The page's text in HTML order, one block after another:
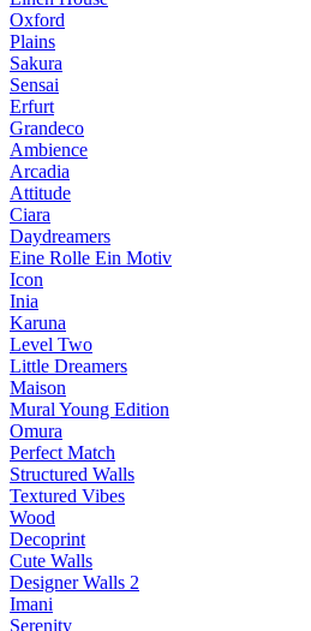
Oxford
Plains
Sakura
Sensai
Erfurt
Grandeco
Ambience
Arcadia
Attitude
Ciara
Daydreamers
Eine Rolle Ein Motiv
Icon
Inia
Karuna
Level Two
Little Dreamers
Maison
Mural Young Edition
Omura
Perfect Match
Structured Walls
Textured Vibes
Wood
Decoprint
Cute Walls
Designer Walls 2
Imani
Serenity